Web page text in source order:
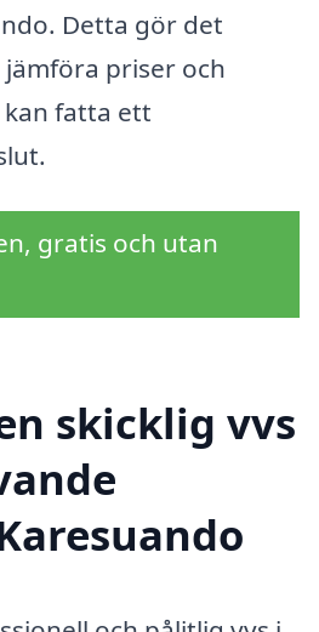
Detta gör det
priser och
fatta ett
gratis och utan
skicklig vvs